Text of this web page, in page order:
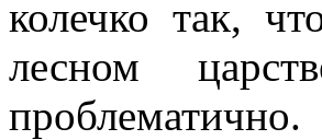
колечко так,
лесном
проблематично.